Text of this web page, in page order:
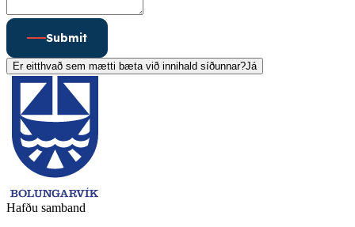
Submit
Er eitthvað sem mætti bæta við innihald síðunnar?Já
Hafðu samband